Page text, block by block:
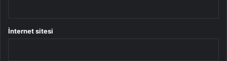
İnternet sitesi